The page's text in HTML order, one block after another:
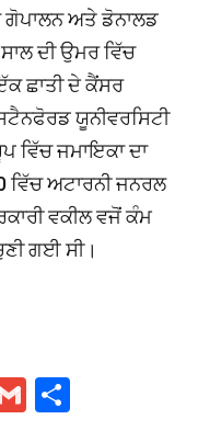
ਗੋਪਾਲਨ ਅਤੇ ਡੋਨਾਲਡ
ਦੀ ਉਮਰ ਵਿੱਚ
ਛਾਤੀ ਦੇ ਕੈਂਸਰ
ਯੂਨੀਵਰਸਿਟੀ
ਵਿੱਚ ਜਮਾਇਕਾ ਦਾ
ਵਿੱਚ ਅਟਾਰਨੀ ਜਨਰਲ
ਵਕੀਲ ਵਜੋਂ ਕੰਮ
ਗਈ ਸੀ।
G